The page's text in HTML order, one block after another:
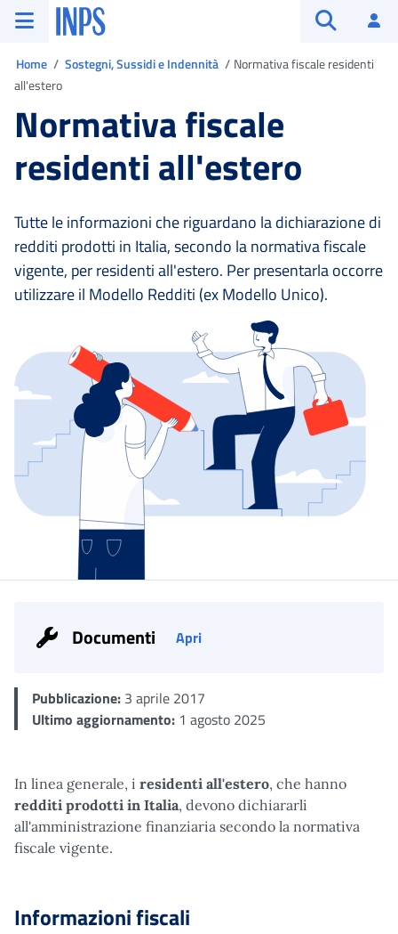
Vai al menu principale
Vai al contenuto principale
Vai al pie' di pagina
INPS ()
Home Sostegni, Sussidi e Indennità
Normativa fiscale residenti
all'estero
Normativa fiscale
residenti all'estero
Tutte le informazioni che riguardano la dichiarazione di
redditi prodotti in Italia, secondo la normativa fiscale
vigente, per residenti all'estero. Per presentarla occorre
utilizzare il Modello Redditi (ex Modello Unico).
Dettaglio
Pubblicazione: 3 aprile 2017
Ultimo aggiornamento: 1 agosto 2025
In linea generale, i residenti all'estero, che hanno
redditi prodotti in Italia, devono dichiararli
all'amministrazione finanziaria secondo la normativa
fiscale vigente.
Informazioni fiscali
Documenti Apri